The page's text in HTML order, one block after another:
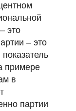
это
– это
примере
в
партии